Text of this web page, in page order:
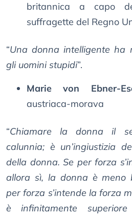
britannica a capo
suffragette del Regno
“Una donna intelligente ha
gli uomini stupidi”.
Marie von Ebner-
austriaca-morava
“Chiamare la donna il
calunnia; è un’ingiustizia
della donna. Se per forza
allora sì, la donna è meno
per forza s’intende la forza
è infinitamente